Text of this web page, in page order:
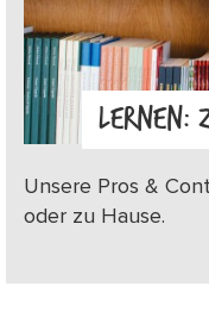
LERNEN:
Unsere Pros &
oder zu Hause.